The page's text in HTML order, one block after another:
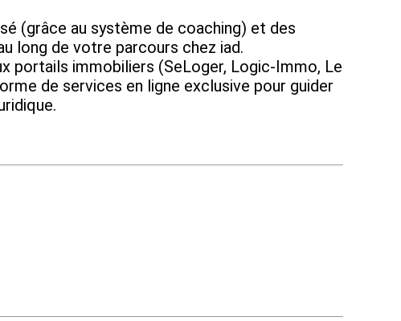
(grâce au système de coaching) et des
long de votre parcours chez iad.
portails immobiliers (SeLoger, Logic-Immo, Le
de services en ligne exclusive pour guider